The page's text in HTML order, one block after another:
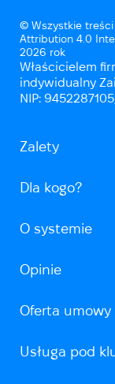
© Wszystkie
Attribution 4.0
2026 rok
Właścicielem
indywidualny
NIP:
Zalety
Dla kogo?
O systemie
Opinie
Oferta umowy
Usługa pod